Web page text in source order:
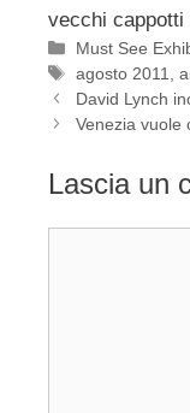
vecchi cappotti
Categorie
Must See
Tag
agosto 2011 ,
David Lynch
Venezia vuole
Lascia un